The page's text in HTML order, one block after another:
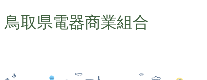
鳥取県電器商業組合